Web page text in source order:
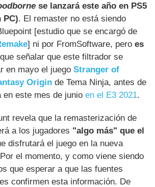
se lanzará este año en PS5
PC). El remaster no está siendo
[estudio que se encargó de
] ni por FromSoftware, peroes
señalar que este filtrador se
en mayo el juegoStranger of
Origin de Tema Ninja, antes de
en este mes de junioen el E3 2021.
revela que la remasterización de
a los jugadores "algo más" que el
disfrutará el juego en la nueva
el momento, y como viene siendo
que esperar a que las fuentes
confirmen esta información. De